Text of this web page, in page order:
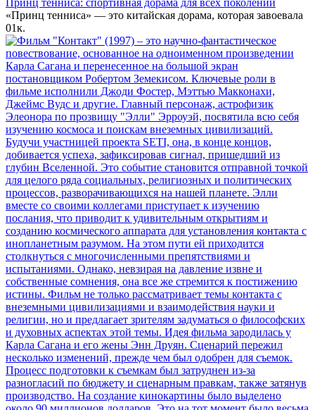
«Принц тенниса» — это китайская дорама, которая завоевала
01к.